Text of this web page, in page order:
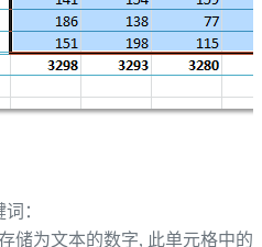
：
储为文本的数字, 此单元格中的